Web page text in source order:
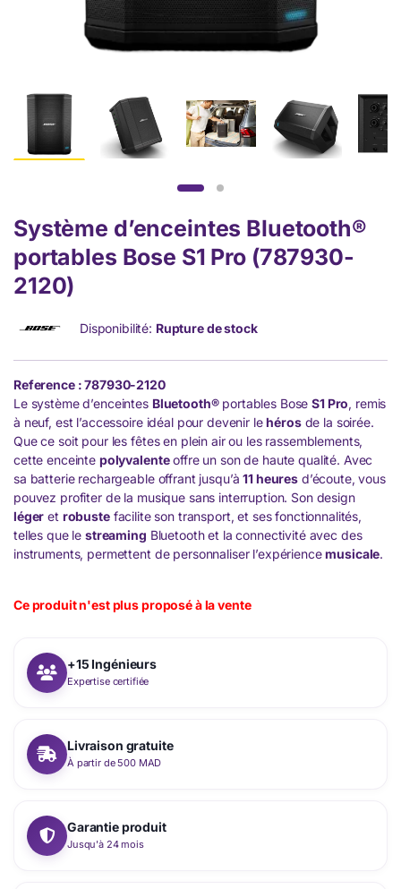
Système d’enceintes Bluetooth®
portables Bose S1 Pro (787930-
2120)
Disponibilité: Rupture de stock
Reference : 787930-2120
Le système d’enceintes Bluetooth®portables BoseS1 Pro, remis
à neuf, est l’accessoire idéal pour devenir lehérosde la soirée.
Que ce soit pour les fêtes en plein air ou les rassemblements,
cette enceinte polyvalenteoffre un son de haute qualité. Avec
sa batterie rechargeable offrant jusqu’à11 heures d’écoute, vous
pouvez profiter de la musique sans interruption. Son design
léger et robustefacilite son transport, et ses fonctionnalités,
telles que lestreaming Bluetooth et la connectivité avec des
instruments, permettent de personnaliser l’expériencemusicale.
Ce produit n'est plus proposé à la vente
+15 Ingénieurs
Expertise certifiée
Livraison gratuite
À partir de 500 MAD
Garantie produit
Jusqu'à 24 mois